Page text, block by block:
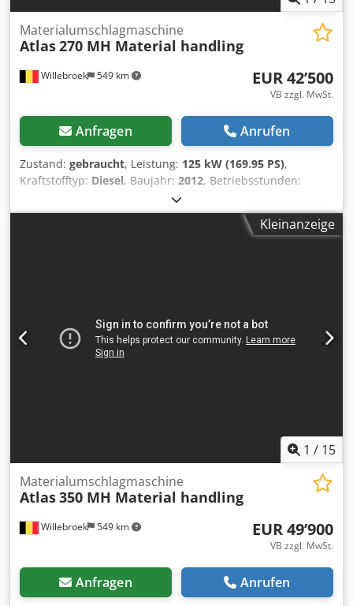
Willebroek 549 km
Materialumschlagmaschine
Atlas270 MH Material handling
EUR 42’500
VB zzgl. MwSt.
Anfragen Anrufen
Zustand: gebraucht, Leistung: 125 kW (169.95 PS),
Kraftstofftyp: Diesel, Baujahr: 2012, Betriebsstunden:
, Atlas 270 MH – Langarm – mit Greif-, Dreh- und
Magnetfunktionen – Hydraulische Kabine – 4 Stabilisatoren
– Gesamtnutzlast: 29.500 kg – 14.464 Betriebsstunden =
Monday till Friday continuously from 8.30 am to 19.00 pm.
Kleinanzeige
1 / 15
Willebroek 549 km
Materialumschlagmaschine
Atlas350 MH Material handling
EUR 49’900
VB zzgl. MwSt.
Anfragen Anrufen